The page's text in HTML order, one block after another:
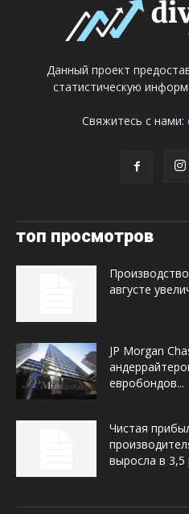
Данный проект
статистическую
Свяжитесь с нами:
топ просмотров
августе
JP Morgan
евробондов...
Чистая
выросла в 3,5